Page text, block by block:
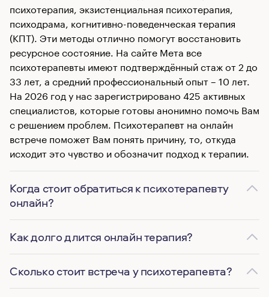
психотерапия, экзистенциальная психотерапия,
психодрама, когнитивно-поведенческая терапия
(КПТ). Эти методы отлично помогут восстановить
ресурсное состояние. На сайте Мета все
психотерапевты имеют подтверждённый стаж от 2 до
33 лет, а средний профессиональный опыт – 10 лет.
На 2026 год у нас зарегистрировано 425 активных
специалистов, которые готовы анонимно помочь Вам
с решением проблем. Психотерапевт на онлайн
встрече поможет Вам понять причину, то, откуда
исходит это чувство и обозначит подход к терапии.
Когда стоит обратиться к психотерапевту
онлайн?
Как долго длится онлайн терапия?
Сколько стоит встреча у психотерапевта?